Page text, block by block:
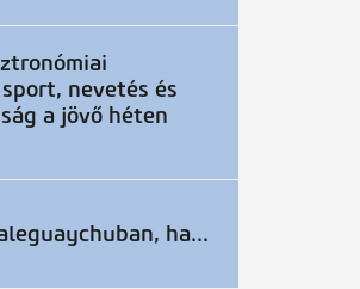
nevetés és
a jövő héten
ha...